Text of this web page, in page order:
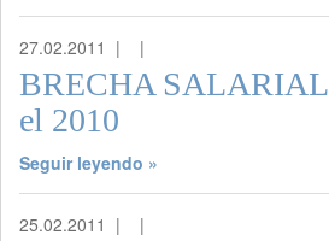
27.02.2011 | |
BRECHA
el 2010
Seguir leyendo »
25.02.2011 | |